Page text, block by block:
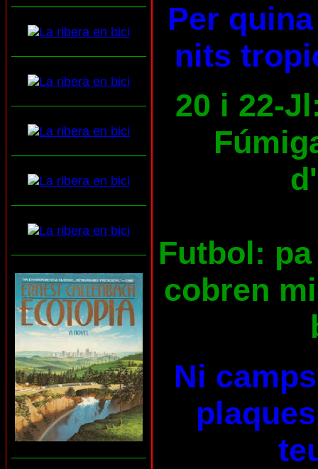
Per
nits
20 i 22-
Futbol:
cobren
Ni